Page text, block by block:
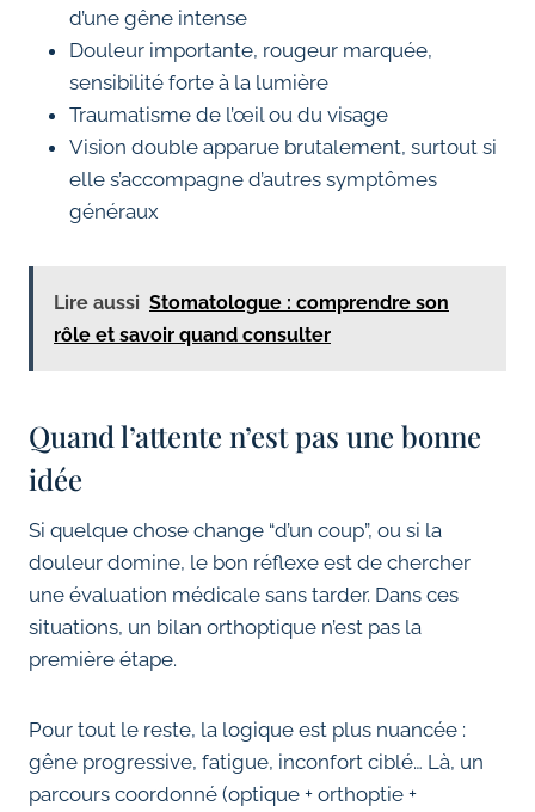
d’une gêne intense
Douleur importante, rougeur marquée,
sensibilité forte à la lumière
Traumatisme de l’œil ou du visage
Vision double apparue brutalement, surtout si
elle s’accompagne d’autres symptômes
généraux
Lire aussi Stomatologue : comprendre son
rôle et savoir quand consulter
Quand l’attente n’est pas une bonne
idée
Si quelque chose change “d’un coup”, ou si la
douleur domine, le bon réflexe est de chercher
une évaluation médicale sans tarder. Dans ces
situations, un bilan orthoptique n’est pas la
première étape.
Pour tout le reste, la logique est plus nuancée :
gêne progressive, fatigue, inconfort ciblé… Là, un
parcours coordonné (optique + orthoptie +